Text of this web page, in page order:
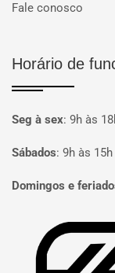
Fale conosco
Horário de
Seg à sex: 9h às
Sábados: 9h às 15h
Domingos e
Página inicial